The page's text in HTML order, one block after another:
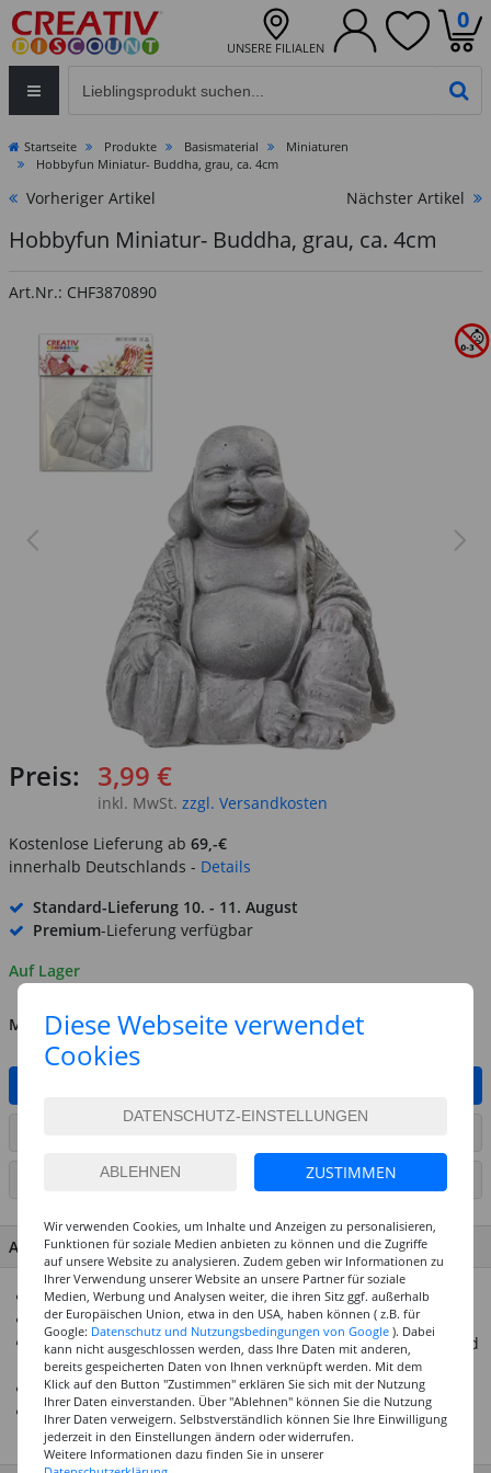
UNSERE FILIALEN
0
Startseite Produkte Basismaterial
Miniaturen
Hobbyfun Miniatur- Buddha, grau, ca. 4cm
Vorheriger Artikel Nächster Artikel
Hobbyfun Miniatur- Buddha, grau, ca. 4cm
Art.Nr.: CHF3870890
Preis: 3,99 €
inkl. MwSt. zzgl. Versandkosten
Kostenlose Lieferung ab 69,-€
innerhalb Deutschlands - Details
Standard-Lieferung 10. - 11. August
Premium-Lieferung verfügbar
Auf Lager
MENGE
SEITE DRUCKEN
ARTIKEL MERKMALE & DETAILS
Ca. 4 cm
In Stein-Optik
Ideal für 3-D Gutscheine, Tischdekorationen, Modellbau und
vieles mehr
Aus Polyresin hergestellt
Liebevoll und detailreich gestaltete Miniaturen für viele
Gelegenheiten
Diese Webseite verwendet
Cookies
ZUSTIMMEN
Wir verwenden Cookies, um Inhalte und Anzeigen zu personalisieren,
Funktionen für soziale Medien anbieten zu können und die Zugriffe
auf unsere Website zu analysieren. Zudem geben wir Informationen zu
Ihrer Verwendung unserer Website an unsere Partner für soziale
Medien, Werbung und Analysen weiter, die ihren Sitz ggf. außerhalb
der Europäischen Union, etwa in den USA, haben können ( z.B. für
Google: Datenschutz und Nutzungsbedingungen von Google ). Dabei
kann nicht ausgeschlossen werden, dass Ihre Daten mit anderen,
bereits gespeicherten Daten von Ihnen verknüpft werden. Mit dem
Klick auf den Button "Zustimmen" erklären Sie sich mit der Nutzung
Ihrer Daten einverstanden. Über "Ablehnen" können Sie die Nutzung
Ihrer Daten verweigern. Selbstverständlich können Sie Ihre Einwilligung
jederzeit in den Einstellungen ändern oder widerrufen.
Weitere Informationen dazu finden Sie in unserer